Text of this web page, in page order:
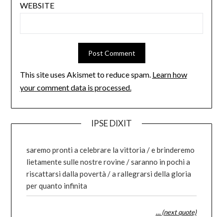
WEBSITE
This site uses Akismet to reduce spam. Learn how
your comment data is processed.
IPSE DIXIT
saremo pronti a celebrare la vittoria / e brinderemo
lietamente sulle nostre rovine / saranno in pochi a
riscattarsi dalla povertà / a rallegrarsi della gloria
per quanto infinita
… (next quote)